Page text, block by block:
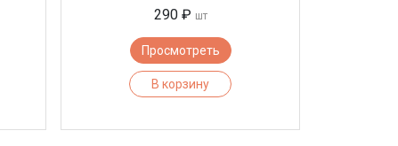
290 ₽ шт
Просмотреть
В корзину